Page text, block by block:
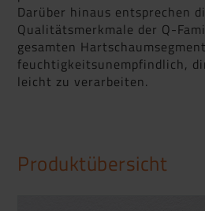
Darüber hinaus entsprechen
Qualitätsmerkmale der Q-
gesamten
feuchtigkeitsunempfindlich,
leicht zu verarbeiten.
Produktübersicht